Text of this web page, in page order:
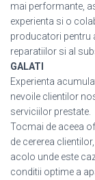
mai performante,
experienta si o
producatori pentru
reparatiilor si al
GALATI
Experienta
nevoile clientilor
serviciilor prestate.
Tocmai de aceea
de cererea
acolo unde este
conditii optime a